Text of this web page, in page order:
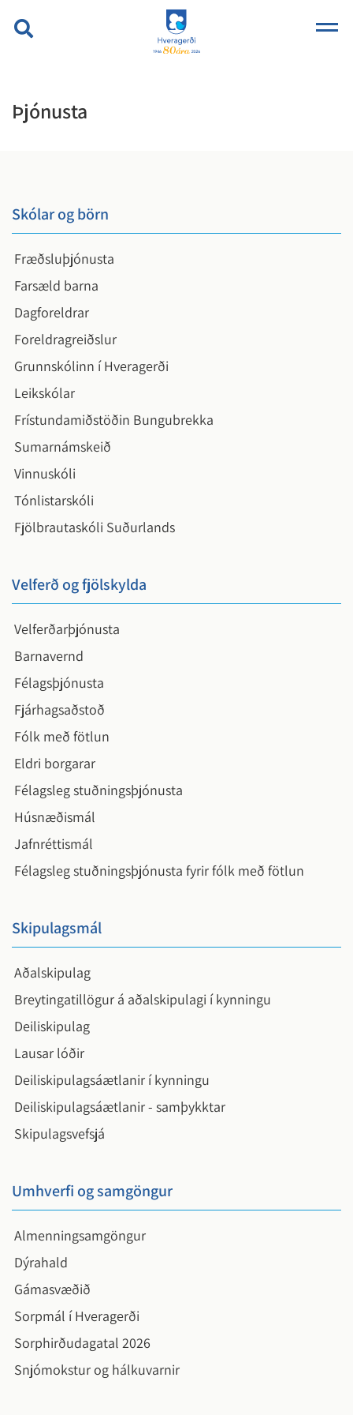
Þjónusta
Skólar og börn
Fræðsluþjónusta
Farsæld barna
Dagforeldrar
Foreldragreiðslur
Grunnskólinn í Hveragerði
Leikskólar
Frístundamiðstöðin Bungubrekka
Sumarnámskeið
Vinnuskóli
Tónlistarskóli
Fjölbrautaskóli Suðurlands
Velferð og fjölskylda
Velferðarþjónusta
Barnavernd
Félagsþjónusta
Fjárhagsaðstoð
Fólk með fötlun
Eldri borgarar
Félagsleg stuðningsþjónusta
Húsnæðismál
Jafnréttismál
Félagsleg stuðningsþjónusta fyrir fólk með fötlun
Skipulagsmál
Aðalskipulag
Breytingatillögur á aðalskipulagi í kynningu
Deiliskipulag
Lausar lóðir
Deiliskipulagsáætlanir í kynningu
Deiliskipulagsáætlanir - samþykktar
Skipulagsvefsjá
Umhverfi og samgöngur
Almenningsamgöngur
Dýrahald
Gámasvæðið
Sorpmál í Hveragerði
Sorphirðudagatal 2026
Snjómokstur og hálkuvarnir